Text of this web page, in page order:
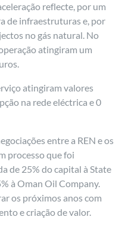
reflecte, por um
de infraestruturas e, por
no gás natural. No
atingiram um
atingiram valores
na rede eléctrica e 0
entre a REN e os
processo que foi
de 25% do capital à State
à Oman Oil Company.
os próximos anos com
e criação de valor.